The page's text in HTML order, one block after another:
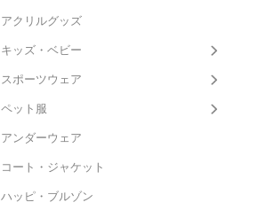
アクリルグッズ
キッズ・ベビー
スポーツウェア
ペット服
アンダーウェア
コート・ジャケット
ハッピ・ブルゾン